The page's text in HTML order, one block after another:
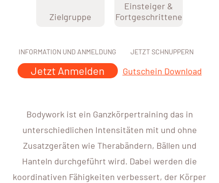
Zielgruppe
Einsteiger &
Fortgeschrittene
INFORMATION UND ANMELDUNG
Jetzt Anmelden
JETZT SCHNUPPERN
Gutschein Download
Bodywork ist ein Ganzkörpertraining das in
unterschiedlichen Intensitäten mit und ohne
Zusatzgeräten wie Therabändern, Bällen und
Hanteln durchgeführt wird. Dabei werden die
koordinativen Fähigkeiten verbessert, der Körper